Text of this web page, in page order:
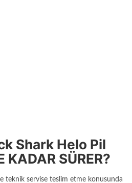
Shark Helo Pil
KADAR SÜRER?
teknik servise teslim etme konusunda